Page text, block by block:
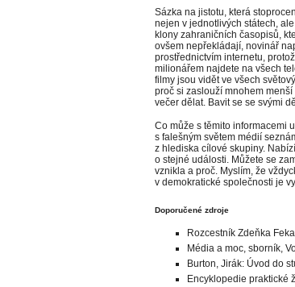
Sázka na jistotu, která
nejen v jednotlivých státech,
klony zahraničních časopisů,
ovšem nepřekládají, novinář
prostřednictvím internetu,
milionářem najdete na všech
filmy jsou vidět ve všech
proč si zaslouží mnohem
večer dělat. Bavit se se svými
Co může s těmito informacemi
s falešným světem médií
z hlediska cílové skupiny.
o stejné události. Můžete se
vznikla a proč. Myslím, že
v demokratické společnosti je
Doporučené zdroje
Rozcestník Zdeňka
Média a moc, sborník,
Burton, Jirák: Úvod do
Encyklopedie praktické